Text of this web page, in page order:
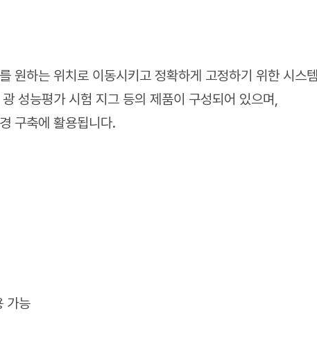
원하는 위치로 이동시키고 정확하게 고정하기 위한 시스
성능평가 시험 지그 등의 제품이 구성되어 있으며,
구축에 활용됩니다.
가능